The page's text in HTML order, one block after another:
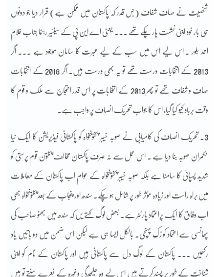
شخصیت نے صاف شفاف (جس قدر کہ پاکستان میں ممکن ہے) قرار دیا جو دونوں
ہی بار خود اپنی نشست ہار چکے تھے ۔۔۔ یعنی اے این پی کے سینئیر رہنما جناب غلام
احمد بلور ۔ اس لیے اس میں سب کے لیے عبرت کا سامان موجود ہے ۔۔۔ اگر
2013 کے انتخابات درست تھے تو یہ بھی درست ہیں۔ اگر 2018 کے انتخابات
صاف و شفاف تھے تو پھر 2013 کے انتخابات پر اس قدر احتجاج سے ملک و قوم کا
وقت برباد کیو کیا گیا، اس کا جواب تحریک انصاف پر واجب ہے۔
3۔ تحریک انصاف کی کامیابی نے صوبہ خیبر پختونخواہ کو پاکستانی فیڈیریشن کا ایک نیا
حکمران صوبہ بنا دیا ہے ۔ اس عمل سے نہ صرف پاکستان مخالف پختون قوم پرستی کو
شدید پسپائی کا سامنا ہے بلکہ صوبہ خیبر پختونخواہ کے عوام اب پاکستان کے معاملات
میں براہ راست اور زیادہ مؤثر طور پر شامل ہو چکے۔ سندھ اور پنجاب کے بعد پختونخواہ بھی
اب وفاق کا ایک پراعتماد پارٹنر ہے۔ بعض لوگ کہتے یں کہ سندھ میں بھٹو صاحب کی
پھانسی سے اعتماد کو زک پہنچی۔ بالکل ایسا ہی ہے لیکن اس ضمن میں دو باتیں یاد
رکھیں ۔۔۔ پاکستان کے لوگ دل سے پاکستانی ہیں اور پاکستان کے نام کو اپنی
شناخت کے طور پر پسند کرتے ہیں اس لیے وہ علیحدگی وغیرہ کے نعرے سنتے تو ہیں